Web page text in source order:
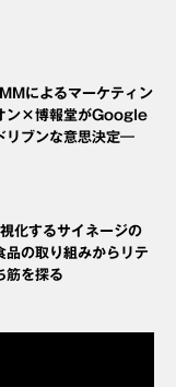
によるマーケティン
ン×博報堂がGoogle
リブンな意思決定―
化するサイネージの
品の取り組みからリテ
筋を探る